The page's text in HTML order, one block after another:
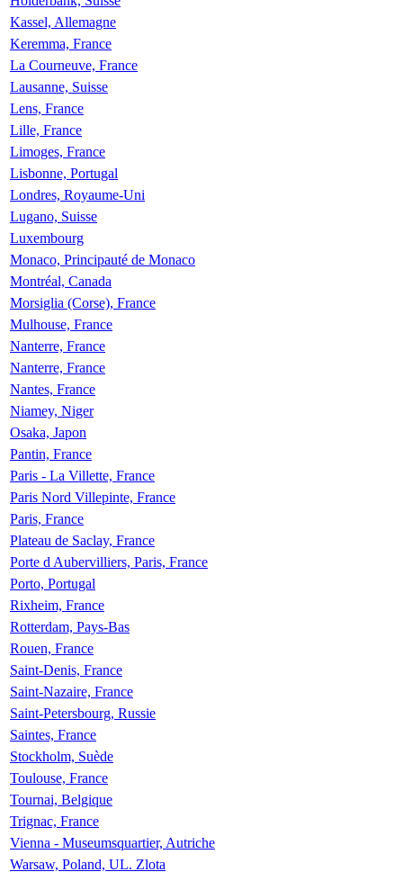
Kassel, Allemagne
Keremma, France
La Courneuve, France
Lausanne, Suisse
Lens, France
Lille, France
Limoges, France
Lisbonne, Portugal
Londres, Royaume-Uni
Lugano, Suisse
Luxembourg
Monaco, Principauté de Monaco
Montréal, Canada
Morsiglia (Corse), France
Mulhouse, France
Nanterre, France
Nanterre, France
Nantes, France
Niamey, Niger
Osaka, Japon
Pantin, France
Paris - La Villette, France
Paris Nord Villepinte, France
Paris, France
Plateau de Saclay, France
Porte d Aubervilliers, Paris, France
Porto, Portugal
Rixheim, France
Rotterdam, Pays-Bas
Rouen, France
Saint-Denis, France
Saint-Nazaire, France
Saint-Petersbourg, Russie
Saintes, France
Stockholm, Suède
Toulouse, France
Tournai, Belgique
Trignac, France
Vienna - Museumsquartier, Autriche
Warsaw, Poland, UL. Zlota